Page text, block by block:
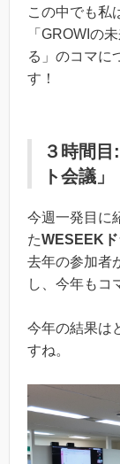
この中でも私
「GROWIの
る」のコマに
す！
３時間
ト会議」
今週一発目に
たWESEEK
去年の参加者
し、今年もコ
今年の結果は
すね。